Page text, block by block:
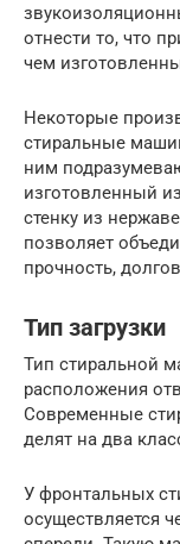
отнести то, что
чем
Некоторые
стиральные
ним
изготовленный
стенку из
позволяет
прочность,
Тип загрузки
Тип стиральной
расположения
Современные
делят на два
У фронтальных
осуществляется